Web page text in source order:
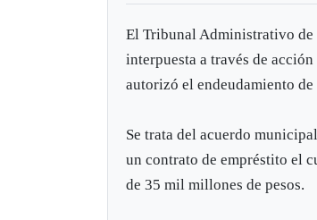
El Tribunal Administrativo de
interpuesta a través de
autorizó el endeudamiento
Se trata del acuerdo
un contrato de empréstito el
de 35 mil millones de pesos.